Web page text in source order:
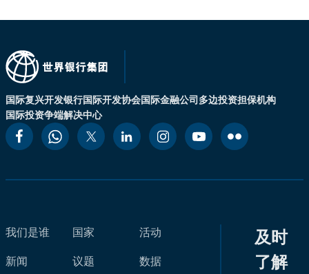
国际复兴开发银行国际开发协会国际金融公司多边投资担保机构
国际投资争端解决中心
我们是谁
新闻
国家
议题
活动
数据
及时
了解